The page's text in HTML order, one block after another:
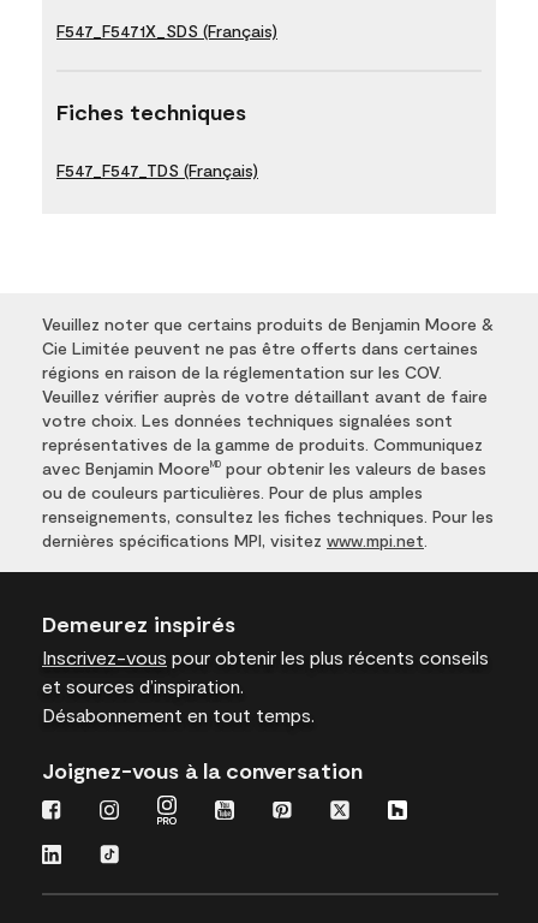
F547_F5471X_SDS (Français)
Fiches techniques
F547_F547_TDS (Français)
Veuillez noter que certains produits de Benjamin Moore &
Cie Limitée peuvent ne pas être offerts dans certaines
régions en raison de la réglementation sur les COV.
Veuillez vérifier auprès de votre détaillant avant de faire
votre choix. Les données techniques signalées sont
représentatives de la gamme de produits. Communiquez
avec Benjamin Moore MD pour obtenir les valeurs de bases
ou de couleurs particulières. Pour de plus amples
renseignements, consultez les fiches techniques. Pour les
dernières spécifications MPI, visitez www.mpi.net
Demeurez inspirés
Inscrivez-vous pour obtenir les plus récents conseils
et sources d’inspiration.
Désabonnement en tout temps.
Joignez-vous à la conversation